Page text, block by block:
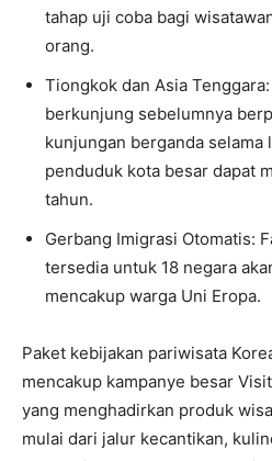
tahap uji coba bagi
orang.
Tiongkok dan Asia
berkunjung sebelumnya
kunjungan berganda selama
penduduk kota besar dapat
tahun.
Gerbang Imigrasi Otomatis:
tersedia untuk 18 negara
mencakup warga Uni Eropa.
Paket kebijakan pariwisata
mencakup kampanye besar
yang menghadirkan produk
mulai dari jalur kecantikan,